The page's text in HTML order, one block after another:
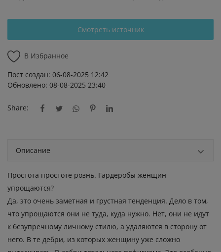
Смотреть источник
В Избранное
Пост создан: 06-08-2025 12:42
Обновлено: 08-08-2025 23:40
Share:
Описание
Простота простоте рознь. Гардеробы женщин
упрощаются?
Да, это очень заметная и грустная тенденция. Дело в том,
что упрощаются они не туда, куда нужно. Нет, они не идут
к безупречному личному стилю, а удаляются в сторону от
него. В те дебри, из которых женщину уже сложно